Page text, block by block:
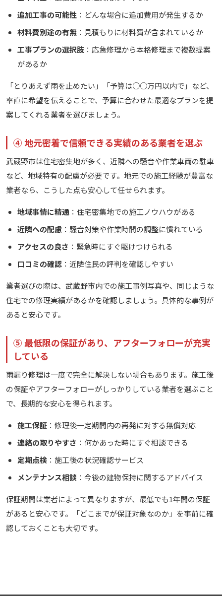
追加工事の可能性 ：どんな場合に追加費用が発生するか
材料費別途の有無：見積もりに材料費が含まれているか
工事プランの選択肢：応急修理から本格修理まで複数提案
があるか
「とりあえず雨を止めたい」「予算は○○万円以内で」など、
率直に希望を伝えることで、予算に合わせた最適なプランを提
案してくれる業者を選びましょう。
④ 地元密着で信頼できる実績のある業者を選ぶ
武蔵野市は住宅密集地が多く、近隣への騒音や作業車両の駐車
など、地域特有の配慮が必要です。地元での施工経験が豊富な
業者なら、こうした点も安心して任せられます。
地域事情に精通 ：住宅密集地での施工ノウハウがある
近隣への配慮 ：騒音対策や作業時間の調整に慣れている
アクセスの良さ ：緊急時にすぐ駆けつけられる
口コミの確認：近隣住民の評判を確認しやすい
業者選びの際は、武蔵野市内での施工事例写真や、同じような
住宅での修理実績があるかを確認しましょう。具体的な事例が
あると安心です。
⑤ 最低限の保証があり、アフターフォローが充実
している
雨漏り修理は一度で完全に解決しない場合もあります。施工後
の保証やアフターフォローがしっかりしている業者を選ぶこと
で、長期的な安心を得られます。
施工保証：修理後一定期間内の再発に対する無償対応
連絡の取りやすさ ：何かあった時にすぐ相談できる
定期点検：施工後の状況確認サービス
メンテナンス相談 ：今後の建物保持に関するアドバイス
保証期間は業者によって異なりますが、最低でも1年間の保証
があると安心です。「どこまでが保証対象なのか」を事前に確
認しておくことも大切です。